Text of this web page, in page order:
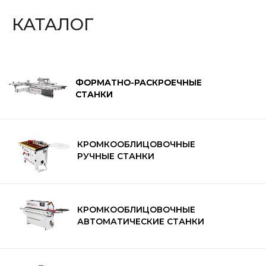
КАТАЛОГ
КРОМКООБЛИЦОВОЧНЫЕ
АВТОМАТИЧЕСКИЕ СТАНКИ
КРОМКООБЛИЦОВОЧНЫЕ
РУЧНЫЕ СТАНКИ
ФОРМАТНО-РАСКРОЕЧНЫЕ
СТАНКИ
ФОРМАТНО-РАСКРОЕЧНЫЕ
СТАНКИ
КАТАЛОГ ТОВАРОВ
Форматно-раскроечные
Дополнительное оборудование для ФРС
8 (800) 500-59-20